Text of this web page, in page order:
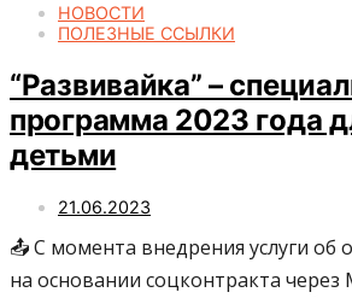
НОВОСТИ
ПОЛЕЗНЫЕ ССЫЛКИ
“Развивайка” –
программа 2023 года
детьми
21.06.2023
📤 С момента внедрения услуги
на основании соцконтракта